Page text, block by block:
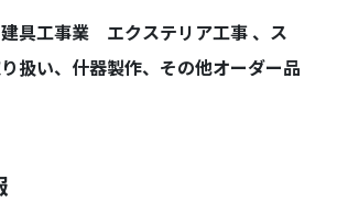
具工事業 エクステリア工事 、ス
扱い、什器製作、その他オーダー品